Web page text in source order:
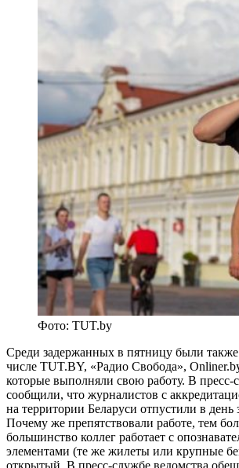
Фото: TUT.by
Среди задержанных в пятницу были
числе TUT.BY, «Радио Свобода»,
которые выполняли свою работу. В
сообщили, что журналистов с
на территории Беларуси отпустили в день
Почему же препятствовали работе, тем
большинство коллег работает с
элементами (те же жилеты или крупные
открытый. В пресс-службе ведомства